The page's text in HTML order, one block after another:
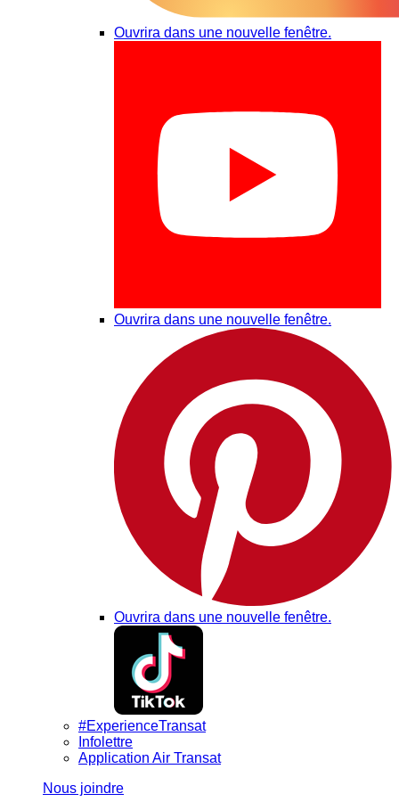
Ouvrira dans une nouvelle fenêtre.
Ouvrira dans une nouvelle fenêtre.
Ouvrira dans une nouvelle fenêtre.
#ExperienceTransat
Infolettre
Application Air Transat
Nous joindre